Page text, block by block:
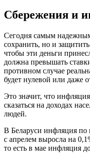
Сбережения и
Сегодня самым
сохранить, но и
чтобы эти деньги
должна превышать
противном случае
будет нулевой или даже
Это значит, что
сказаться на доходах
людей.
В Беларуси инфляция по
с апрелем выросла на
то есть в мае инфляция